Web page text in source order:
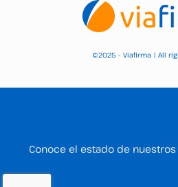
©2025 – Viafirma | All
Conoce el estado de